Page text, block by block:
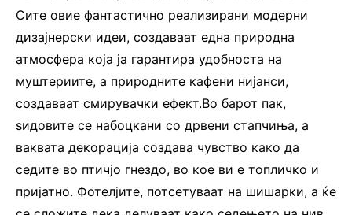
Сите овие фантастично реализирани модерни
дизајнерски идеи, создаваат една природна
атмосфера која ја гарантира удобноста на
муштериите, а природните кафени нијанси,
создаваат смирувачки ефект.Во барот пак,
ѕидовите се набоцкани со дрвени стапчиња, а
ваквата декорација создава чувство како да
седите во птичјо гнездо, во кое ви е топличко и
пријатно. Фотелјите, потсетуваат на шишарки, а ќе